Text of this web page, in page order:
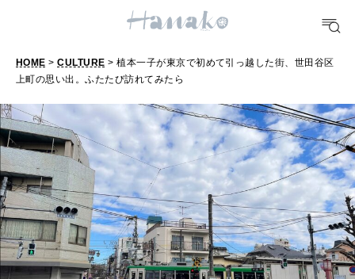
TRAVEL
どこ行く？
FORTUNE
明日のわたし
[12星座別] Weekly Holoscope
[12星座別] Monthly Love Holoscope
女神まり愛のタロットメッセージ
HEALTH
自分にやさしく
HOME >CULTURE > 植本一子が東京で初めて引っ越した街、世田谷区
上町の思い出。ふたたび訪れてみたら